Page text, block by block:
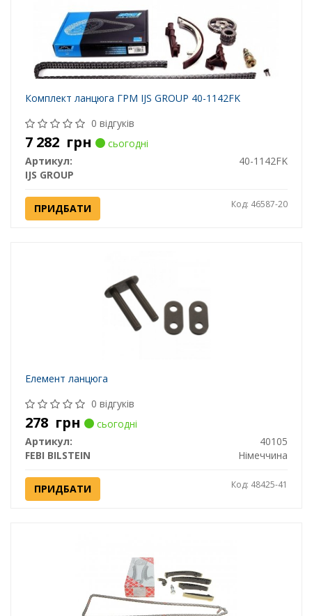
Комплект ланцюга ГРМ IJS GROUP 40-1142FK
0 відгуків
7 282 грн
сьогодні
Артикул:
40-1142FK
IJS GROUP
ПРИДБАТИ Код: 46587-20
Елемент ланцюга
0 відгуків
278 грн
сьогодні
Артикул:
40105
FEBI BILSTEIN
Німеччина
ПРИДБАТИ Код: 48425-41